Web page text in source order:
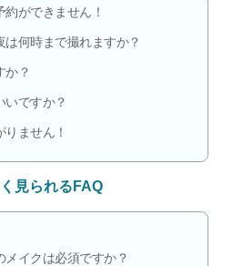
ができません！
何時まで撮れますか？
か？
いですか？
ません！
見られるFAQ
イクは必須ですか？